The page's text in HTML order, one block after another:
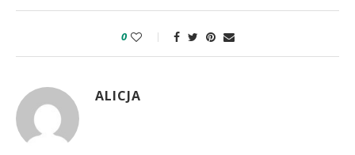
0
ALICJA